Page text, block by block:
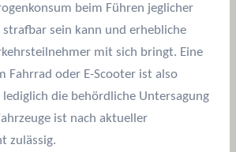
beim Führen jeglicher
strafbar sein kann und erhebliche
mit sich bringt. Eine
Fahrrad oder E-Scooter ist also
lediglich die behördliche Untersagung
ist nach aktueller
zulässig.